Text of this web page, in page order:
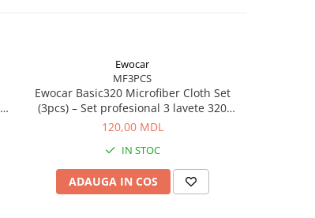
Ewocar
MF3PCS
Ewocar Basic320 Microfiber Cloth Set
(3pcs) – Set profesional 3 lavete 320
g/m² pentru corecție și întreținere auto
120,00 MDL
IN STOC
ADAUGA IN COS